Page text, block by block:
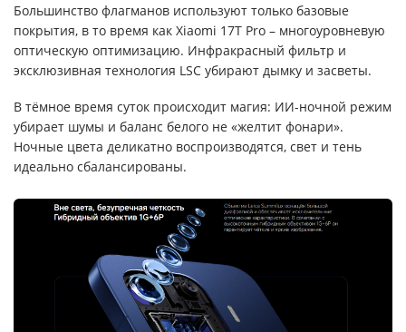
Большинство флагманов используют только базовые
покрытия, в то время как Xiaomi 17T Pro – многоуровневую
оптическую оптимизацию. Инфракрасный фильтр и
эксклюзивная технология LSC убирают дымку и засветы.
В тёмное время суток происходит магия: ИИ-ночной режим
убирает шумы и баланс белого не «желтит фонари».
Ночные цвета деликатно воспроизводятся, свет и тень
идеально сбалансированы.